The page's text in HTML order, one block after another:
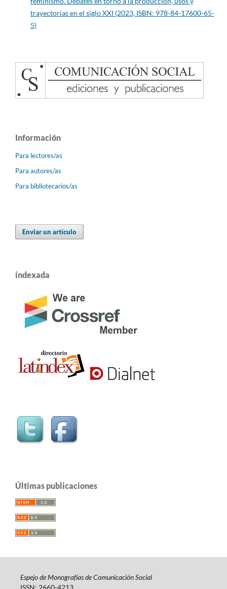
trayectorias en el siglo XXI (2023, ISBN: 978-84-17600-65-
5)
Información
Para lectores/as
Para autores/as
Para bibliotecarios/as
Enviar un artículo
indexada
Últimas publicaciones
Espejo de Monografías de Comunicación Social